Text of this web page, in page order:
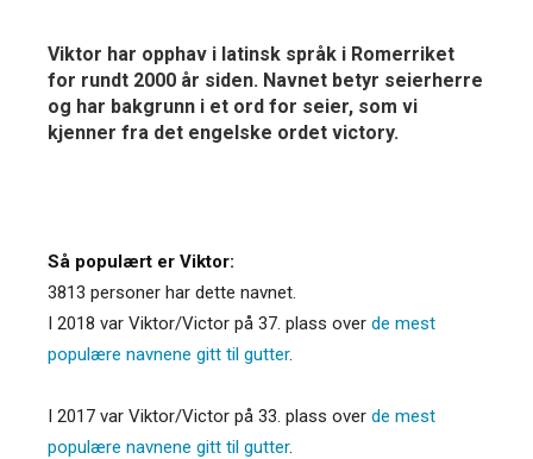
Viktor har opphav i latinsk språk i Romerriket
for rundt 2000 år siden. Navnet betyr seierherre
og har bakgrunn i et ord for seier, som vi
kjenner fra det engelske ordet victory.
Så populært er Viktor:
3813 personer har dette navnet.
I 2018 var Viktor/Victor på 37. plass over de mest
populære navnene gitt til gutter.
I 2017 var Viktor/Victor på 33. plass over de mest
populære navnene gitt til gutter.